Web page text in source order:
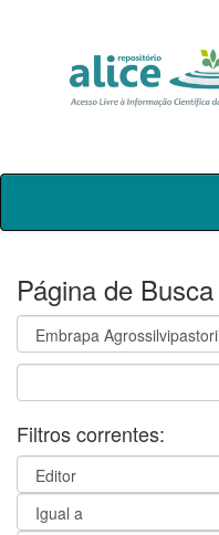
Skip
Página de Busca
Filtros correntes: